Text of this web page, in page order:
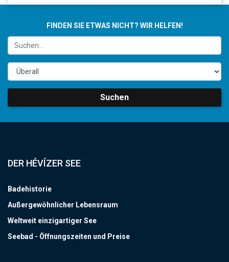
FINDEN SIE ETWAS NICHT? WIR HELFEN!
Suchen
DER HÉVÍZER SEE
Badehistorie
Außergewöhnlicher Lebensraum
Weltweit einzigartiger See
Seebad - Öffnungszeiten und Preise